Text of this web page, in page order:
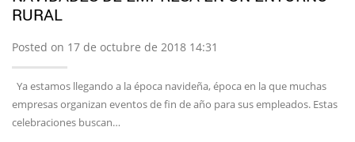
RURAL
Posted on 17 de octubre de 2018 14:31
Ya estamos llegando a la época navideña, época en la que muchas
empresas organizan eventos de fin de año para sus empleados. Estas
celebraciones buscan…